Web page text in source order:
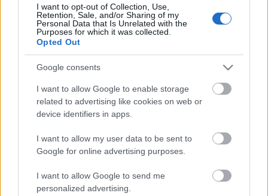
I want to opt-out of Collection, Use,
Retention, Sale, and/or Sharing of my
Personal Data that Is Unrelated with the
Purposes for which it was collected.
Opted Out
Google consents
I want to allow Google to enable storage
related to advertising like cookies on web or
device identifiers in apps.
I want to allow my user data to be sent to
Google for online advertising purposes.
I want to allow Google to send me
personalized advertising.
„Uram, hallgasd meg én
imádságomat...” A magánáhítat
könyvei a középkor végén